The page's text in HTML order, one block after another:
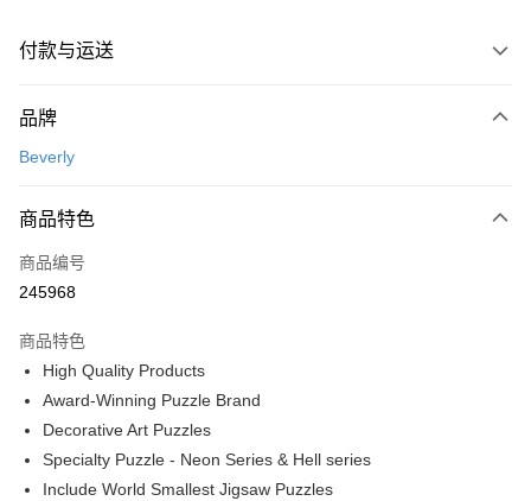
付款与运送
信用卡一次付清
相关说明
只有马来亚银行、联昌国际银行、大众银行、兴业银行、香港隆丰银行、伊
斯兰银行、AmBank、BSN Bank
Boost
GrabPay
运送方式
Free Shipping (Min RM100) within West Malaysia!
Free Shipping (Min RM100.00) within West Malaysia!
品牌
Beverly
商品特色
商品编号
245968
商品特色
High Quality Products
Award-Winning Puzzle Brand
Decorative Art Puzzles
Specialty Puzzle - Neon Series & Hell series
Include World Smallest Jigsaw Puzzles